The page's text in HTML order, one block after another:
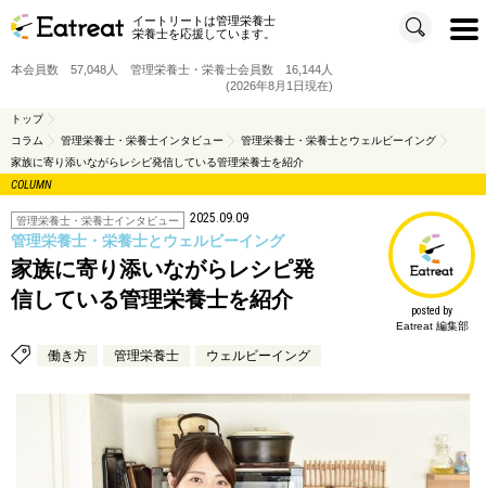
イートリートは管理栄養士
栄養士を応援しています。
t
o
i
本会員数 57,048人 管理栄養士・栄養士会員数 16,144人
(2026年8月1日現在)
トップ
コラム
管理栄養士・栄養士インタビュー
管理栄養士・栄養士とウェルビーイング
家族に寄り添いながらレシピ発信している管理栄養士を紹介
COLUMN
管理栄養士・栄養士インタビュー 2025.09.09
管理栄養士・栄養士とウェルビーイング
家族に寄り添いながらレシピ発
信している管理栄養士を紹介
posted by
Eatreat 編集部
働き方 管理栄養士 ウェルビーイング